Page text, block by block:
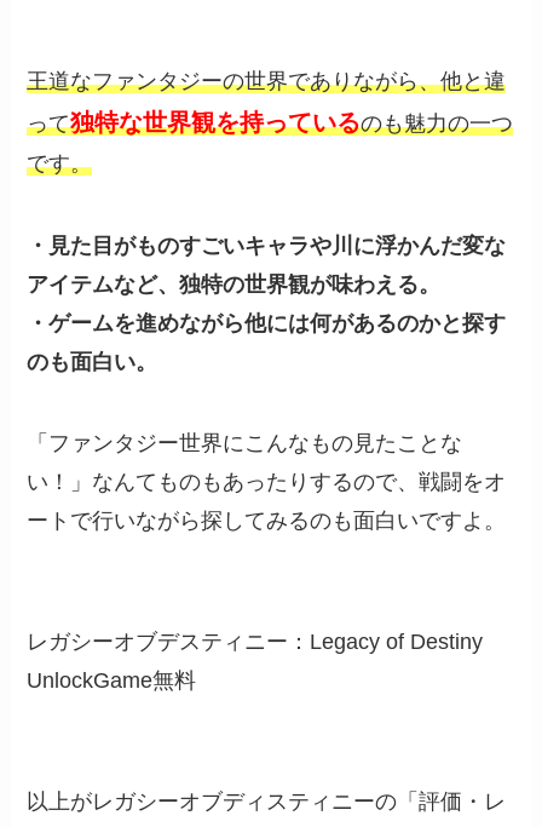
王道なファンタジーの世界でありながら、他と違
って独特な世界観を持っているのも魅力の一つ
です。
・見た目がものすごいキャラや川に浮かんだ変な
アイテムなど、独特の世界観が味わえる。
・ゲームを進めながら他には何があるのかと探す
のも面白い。
「ファンタジー世界にこんなもの見たことな
い！」なんてものもあったりするので、戦闘をオ
ートで行いながら探してみるのも面白いですよ。
レガシーオブデスティニー：Legacy of Destiny
UnlockGame無料
以上がレガシーオブディスティニーの「評価・レ